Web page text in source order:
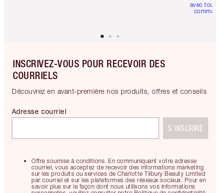
avec
INSCRIVEZ-VOUS POUR RECEVOIR DES
COURRIELS
Découvrez en avant-première nos produits, offres et conseils
Offre soumise à conditions. En communiquant votre adresse
courriel, vous acceptez de recevoir des informations marketing
sur les produits ou services de Charlotte Tilbury Beauty Limited
par courriel et sur les plateformes des réseaux sociaux. Pour en
savoir plus sur la façon dont nous utilisons vos informations
Adresse courriel
S’INSCRIRE